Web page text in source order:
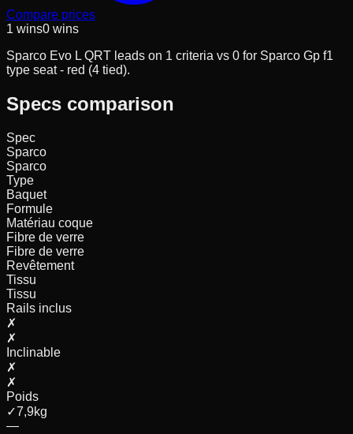
Compare prices
1 wins0 wins
Sparco Evo L QRT leads on 1 criteria vs 0 for Sparco Gp f1
type seat - red (4 tied).
Specs comparison
Spec
Sparco
Sparco
Type
Baquet
Formule
Matériau coque
Fibre de verre
Fibre de verre
Revêtement
Tissu
Tissu
Rails inclus
✗
✗
Inclinable
✗
✗
Poids
✓7,9kg
—